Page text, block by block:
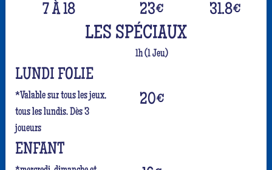
7 À 18
23€ 31.8€
LES SPÉCIAUX
1h (1 Jeu)
LUNDI FOLIE
*Valable sur tous les jeux,
tous les lundis. Dès 3
joueurs
20€
ENFANT